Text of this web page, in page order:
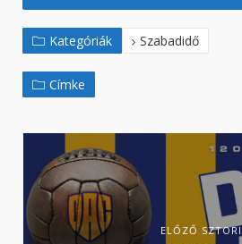
Kategóriák Szabadidő
Címke
ELŐZŐ SZTORI